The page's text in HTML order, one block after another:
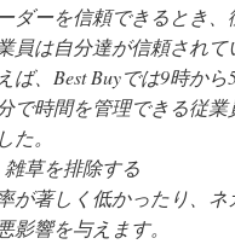
ダーを信頼できるとき、
員は自分達が信頼されて
ば、Best Buyでは9時か
で時間を管理できる従
た。
雑草を排除する
が著しく低かったり、
影響を与えます。